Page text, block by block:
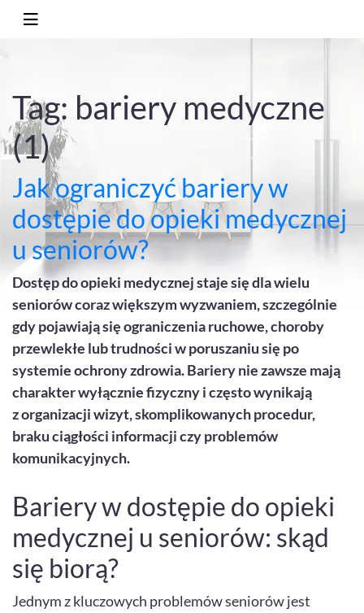
Tag: bariery medyczne
(1)
Jak ograniczyć bariery w
dostępie do opieki medycznej
u seniorów?
Dostęp do opieki medycznej staje się dla wielu
seniorów coraz większym wyzwaniem, szczególnie
gdy pojawiają się ograniczenia ruchowe, choroby
przewlekłe lub trudności w poruszaniu się po
systemie ochrony zdrowia. Bariery nie zawsze mają
charakter wyłącznie fizyczny i często wynikają
z organizacji wizyt, skomplikowanych procedur,
braku ciągłości informacji czy problemów
komunikacyjnych.
Bariery w dostępie do opieki
medycznej u seniorów: skąd
się biorą?
Jednym z kluczowych problemów seniorów jest